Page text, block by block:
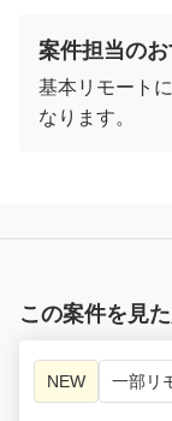
案件担当の
基本リモート
なります。
この案件を見
NEW 一部リ